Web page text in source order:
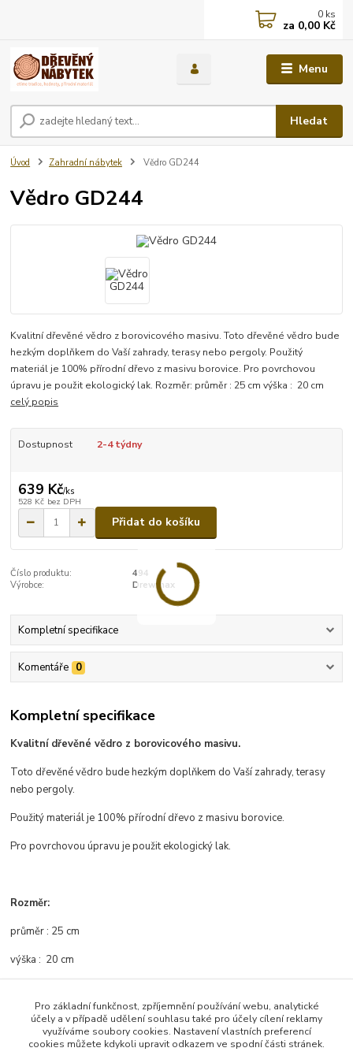
Menu
Hledat
0 ks
za 0,00 Kč
Úvod Zahradní nábytek Vědro GD244
Vědro GD244
Kvalitní dřevěné vědro z borovicového masivu. Toto dřevěné vědro bude
hezkým doplňkem do Vaší zahrady, terasy nebo pergoly. Použitý
materiál je 100% přírodní dřevo z masivu borovice. Pro povrchovou
úpravu je použit ekologický lak. Rozměr: průměr : 25 cm výška : 20 cm
celý popis
Dostupnost 2-4 týdny
639 Kč/ks
528 Kč bez DPH
Přidat do košíku
Číslo produktu:
494
Výrobce:
Drewmax
Kompletní specifikace
Komentáře 0
Kompletní specifikace
Kvalitní dřevěné vědro z borovicového masivu.
Toto dřevěné vědro bude hezkým doplňkem do Vaší zahrady, terasy
nebo pergoly.
Použitý materiál je 100% přírodní dřevo z masivu borovice.
Pro povrchovou úpravu je použit ekologický lak.
Rozměr:
průměr : 25 cm
výška : 20 cm
Zboží zařazeno v kategoriích
Pro základní funkčnost, zpříjemnění používání webu, analytické
účely a v případě udělení souhlasu také pro účely cílení reklamy
využíváme soubory cookies. Nastavení vlastních preferencí
cookies můžete kdykoli upravit odkazem ve spodní části stránek.